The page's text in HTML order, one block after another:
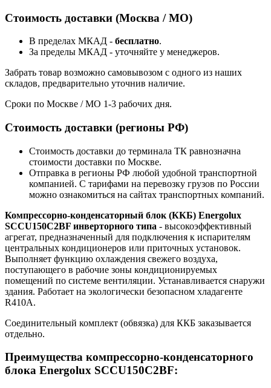
Стоимость доставки (Москва / МО)
В пределах МКАД - бесплатно.
За пределы МКАД - уточняйте у менеджеров.
Забрать товар возможно самовывозом с одного из наших
складов, предварительно уточнив наличие.
Сроки по Москве / МО 1-3 рабочих дня.
Стоимость доставки (регионы РФ)
Стоимость доставки до терминала ТК равнозначна
стоимости доставки по Москве.
Отправка в регионы РФ любой удобной транспортной
компанией. С тарифами на перевозку грузов по России
можно ознакомиться на сайтах транспортных компаний.
Компрессорно-конденсаторный блок (ККБ) Energolux
SCCU150C2BF инверторного типа - высокоэффективный
агрегат, предназначенный для подключения к испарителям
центральных кондиционеров или приточных установок.
Выполняет функцию охлаждения свежего воздуха,
поступающего в рабочие зоны кондиционируемых
помещений по системе вентиляции. Устанавливается снаружи
здания. Работает на экологически безопасном хладагенте
R410A.
Соединительный комплект (обвязка) для ККБ заказывается
отдельно.
Преимущества компрессорно-конденсаторного
блока Energolux SCCU150C2BF: